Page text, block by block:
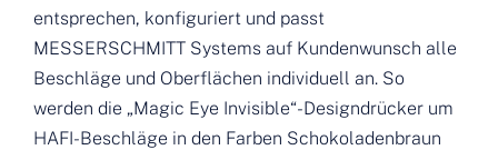
entsprechen, konfiguriert und passt
MESSERSCHMITT Systems auf Kundenwunsch alle
Beschläge und Oberflächen individuell an. So
werden die „Magic Eye Invisible“-Designdrücker um
HAFI-Beschläge in den Farben Schokoladenbraun